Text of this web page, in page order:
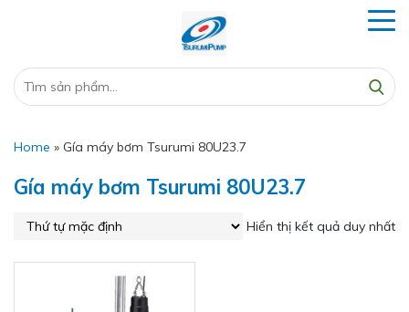
Home » Gía máy bơm Tsurumi 80U23.7
Gía máy bơm Tsurumi 80U23.7
Hiển thị kết quả duy nhất